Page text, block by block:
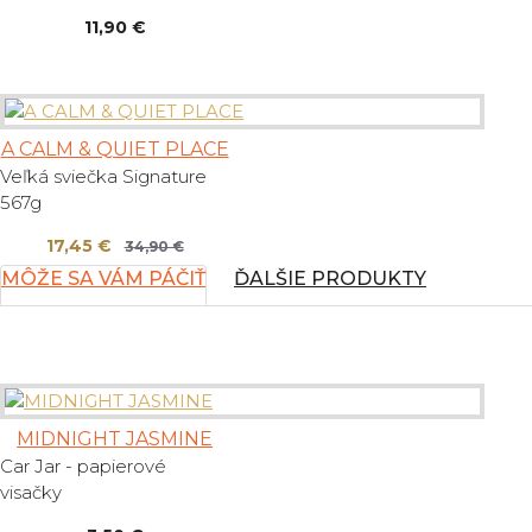
11,90 €
A CALM & QUIET PLACE
Veľká sviečka Signature
567g
17,45 € 34,90 €
MÔŽE SA VÁM PÁČIŤ ĎALŠIE PRODUKTY
MIDNIGHT JASMINE
Car Jar - papierové
visačky